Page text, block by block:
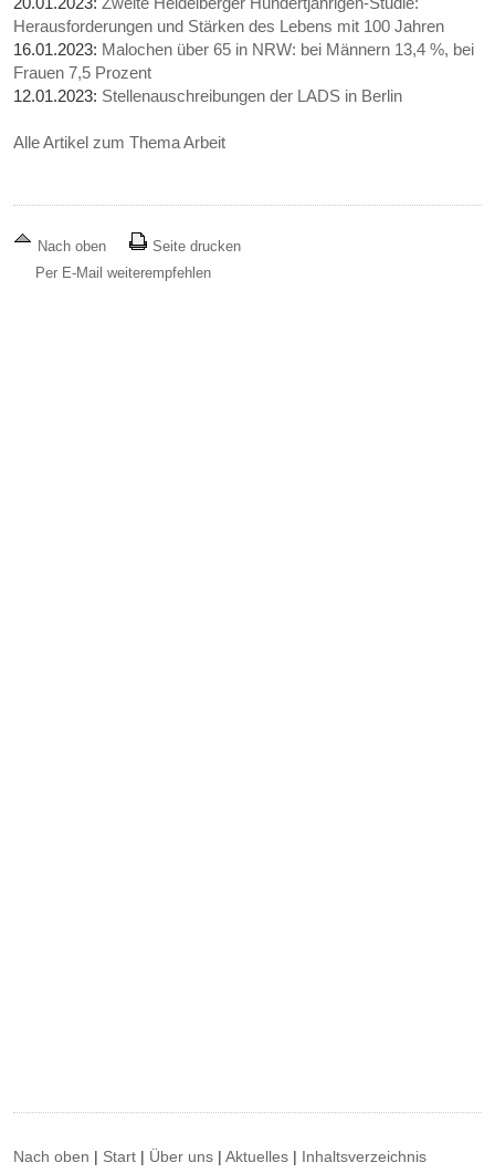
Herausforderungen und Stärken des Lebens mit 100 Jahren
16.01.2023: Malochen über 65 in NRW: bei Männern 13,4 %, bei
Frauen 7,5 Prozent
12.01.2023: Stellenauschreibungen der LADS in Berlin
Alle Artikel zum Thema Arbeit
Nach oben
Seite drucken
Per E-Mail weiterempfehlen
Nach oben | Start | Über uns |Aktuelles | Inhaltsverzeichnis